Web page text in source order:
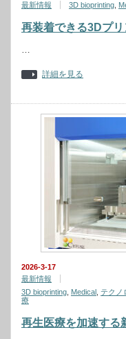
最新情報
3D bioprinting
再装着できる3Dプ
…
詳細を見る
2026-3-17
最新情報
3D bioprinting Medical テクノ
療
再生医療を加速する